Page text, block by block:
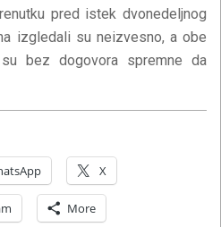
pred istek dvonedeljnog
izgledali su neizvesno, a obe
bez dogovora spremne da
X
More